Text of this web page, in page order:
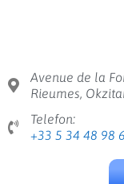
Avenue de la
Rieumes,
Telefon:
+33 5 34 48 98